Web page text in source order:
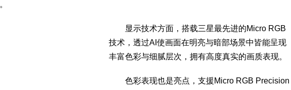
显示技术方面，搭载三星最先进的Micro RGB
技术，透过AI使画面在明亮与暗部场景中皆能呈现
丰富色彩与细腻层次，拥有高度真实的画质表现。
色彩表现也是亮点，支援Micro RGB Precision